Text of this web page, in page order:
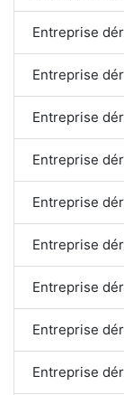
Entreprise
Entreprise
Entreprise
Entreprise
Entreprise
Entreprise
Entreprise
Entreprise
Entreprise